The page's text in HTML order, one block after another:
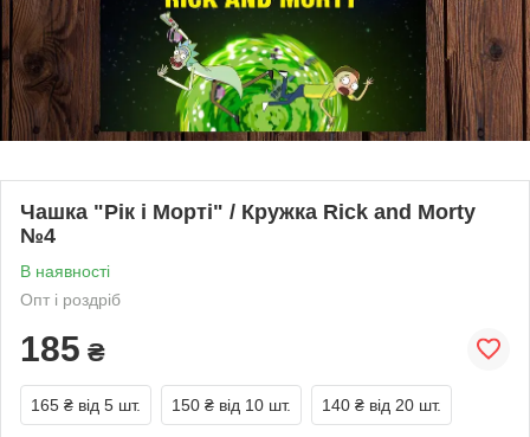
Чашка "Рік і Морті" / Кружка Rick and Morty
№4
В наявності
Опт і роздріб
185 ₴
165 ₴ від 5 шт. 150 ₴ від 10 шт. 140 ₴ від 20 шт.